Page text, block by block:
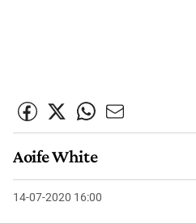
Aoife White
14-07-2020 16:00